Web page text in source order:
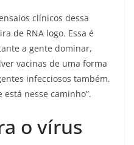
clínicos dessa
de RNA logo. Essa é
a gente dominar,
vacinas de uma forma
infecciosos também.
nesse caminho”.
o vírus